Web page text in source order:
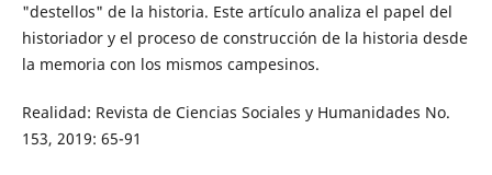
"destellos" de la historia. Este artículo analiza el papel del
historiador y el proceso de construcción de la historia desde
la memoria con los mismos campesinos.
Realidad: Revista de Ciencias Sociales y Humanidades No.
153, 2019: 65-91